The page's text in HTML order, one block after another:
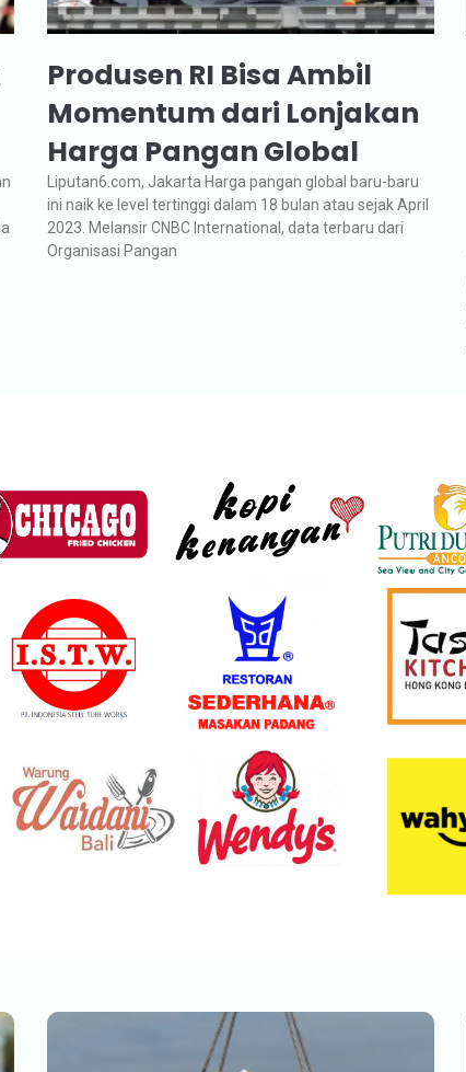
Produsen RI Bisa Ambil
Momentum dari Lonjakan
Harga Pangan Global
Liputan6.com, Jakarta Harga pangan global baru-baru
ini naik ke level tertinggi dalam 18 bulan atau sejak April
2023. Melansir CNBC International, data terbaru dari
Organisasi Pangan